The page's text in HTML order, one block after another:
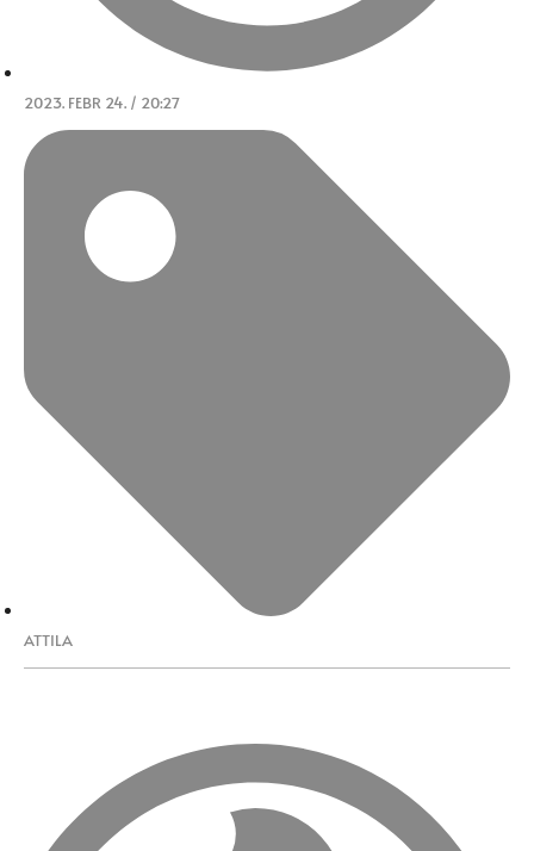
2023. FEBR 24. / 20:27
ATTILA